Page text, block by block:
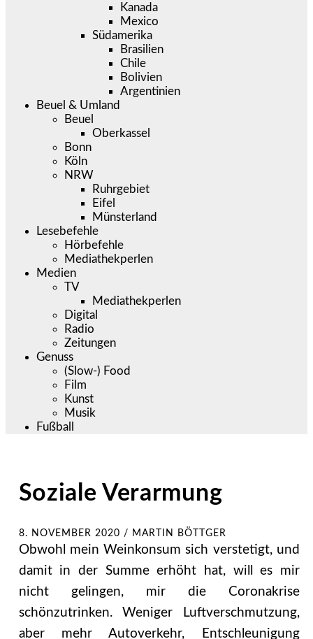
Kanada
Mexico
Südamerika
Brasilien
Chile
Bolivien
Argentinien
Beuel & Umland
Beuel
Oberkassel
Bonn
Köln
NRW
Ruhrgebiet
Eifel
Münsterland
Lesebefehle
Hörbefehle
Mediathekperlen
Medien
TV
Mediathekperlen
Digital
Radio
Zeitungen
Genuss
(Slow-) Food
Film
Kunst
Musik
Fußball
Soziale Verarmung
8. NOVEMBER 2020 / MARTIN BÖTTGER
Obwohl mein Weinkonsum sich verstetigt, und
damit in der Summe erhöht hat, will es mir
nicht gelingen, mir die Coronakrise
schönzutrinken. Weniger Luftverschmutzung,
aber mehr Autoverkehr, Entschleunigung